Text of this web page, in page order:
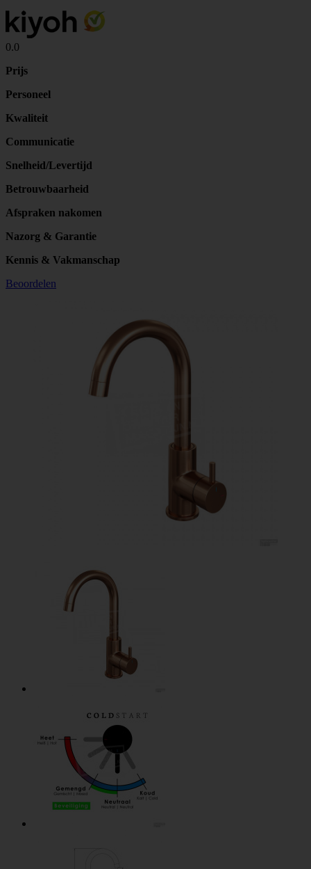
0.0
Prijs
Personeel
Kwaliteit
Communicatie
Snelheid/Levertijd
Betrouwbaarheid
Afspraken nakomen
Nazorg & Garantie
Kennis & Vakmanschap
Beoordelen